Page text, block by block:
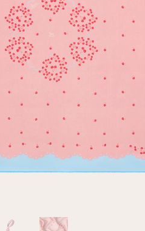
вы соглашаетесь с